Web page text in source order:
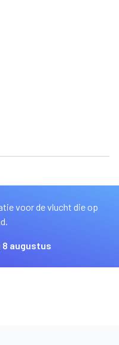
voor de vlucht die op
8 augustus